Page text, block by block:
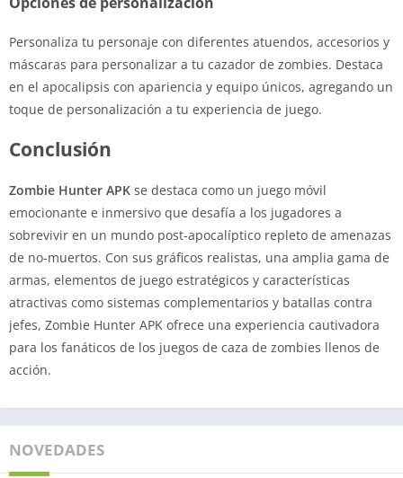
Personaliza tu personaje con diferentes atuendos, accesorios y
máscaras para personalizar a tu cazador de zombies. Destaca
en el apocalipsis con apariencia y equipo únicos, agregando un
toque de personalización a tu experiencia de juego.
Conclusión
Zombie Hunter APK se destaca como un juego móvil
emocionante e inmersivo que desafía a los jugadores a
sobrevivir en un mundo post-apocalíptico repleto de amenazas
de no-muertos. Con sus gráficos realistas, una amplia gama de
armas, elementos de juego estratégicos y características
atractivas como sistemas complementarios y batallas contra
jefes, Zombie Hunter APK ofrece una experiencia cautivadora
para los fanáticos de los juegos de caza de zombies llenos de
acción.
NOVEDADES